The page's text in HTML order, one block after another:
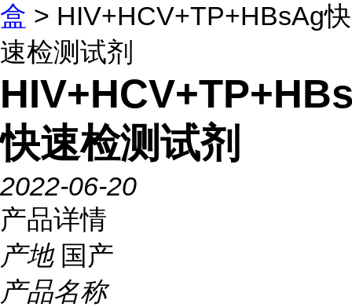
盒 > HIV+HCV+TP+HBsAg快
速检测试剂
快速检测试剂
2022-06-20
产品详情
产地 国产
产品名称